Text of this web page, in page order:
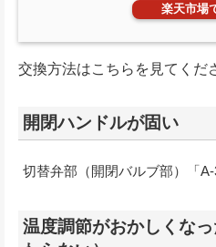
楽天市場
交換方法はこちらを見てくだ
開閉ハンドルが固い
切替弁部（開閉バルブ部）「A-
温度調節がおかしくな